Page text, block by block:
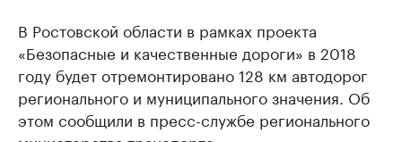
В Ростовской области в рамках проекта
«Безопасные и качественные дороги» в 2018
году будет отремонтировано 128 км автодорог
регионального и муниципального значения. Об
этом сообщили в пресс-службе регионального